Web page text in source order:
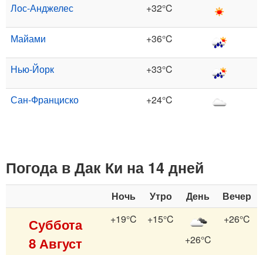
Лос-Анджелес +32°C
Майами +36°C
Нью-Йорк +33°C
Сан-Франциско +24°C
Погода в Дак Ки на 14 дней
Ночь Утро День Вечер
Суббота
8 Август
+19°C
+15°C
+26°C
+26°C